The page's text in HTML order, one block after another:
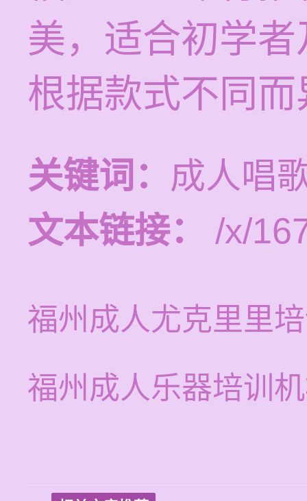
美，适合初学
根据款式不同而
关键词： 成人唱
文本链接：
/x/
福州成人尤克里里
福州成人乐器培训